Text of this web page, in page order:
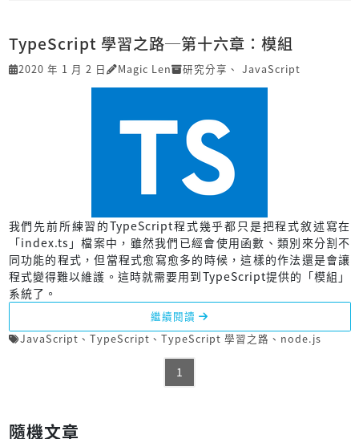
TypeScript 學習之路─第十六章：模組
2020 年 1 月 2 日 Magic Len 研究分享 、 JavaScript
我們先前所練習的TypeScript程式幾乎都只是把程式敘述寫在
「index.ts」檔案中，雖然我們已經會使用函數、類別來分割不
同功能的程式，但當程式愈寫愈多的時候，這樣的作法還是會讓
程式變得難以維護。這時就需要用到TypeScript提供的「模組」
系統了。
繼續閱讀
JavaScript 、 TypeScript 、 TypeScript 學習之路 、 node.js
1
隨機文章